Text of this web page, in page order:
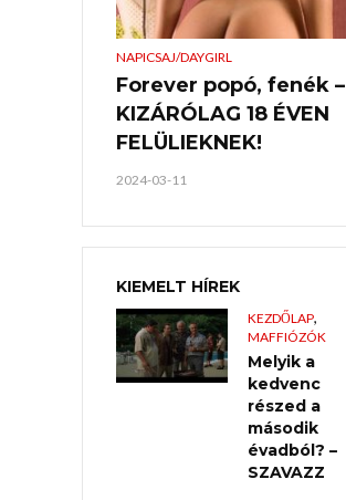
NAPICSAJ/DAYGIRL
Forever popó, fenék –
KIZÁRÓLAG 18 ÉVEN
FELÜLIEKNEK!
2024-03-11
KIEMELT HÍREK
KEZDŐLAP,
MAFFIÓZÓK
Melyik a
kedvenc
részed a
második
évadból? –
SZAVAZZ